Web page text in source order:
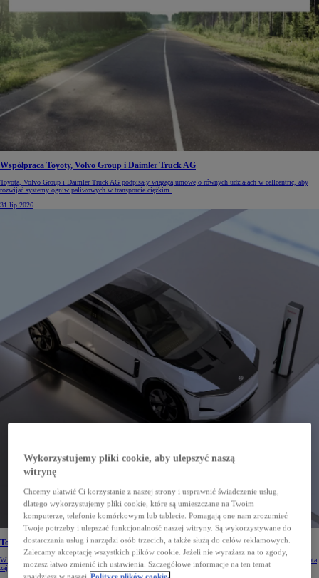
Współpraca Toyoty, Volvo Group i Daimler Truck AG
Toyota, Volvo Group i Daimler Truck AG podpisały wiążącą umowę o równych udziałach w cellcentric, aby
rozwijać systemy ogniw paliwowych w transporcie ciężkim.
31 lip 2026
Toyota w czołówce najbardziej innowacyjnych firm
W rankingu najbardziej innowacyjnych firm w dziedzinie sztucznej inteligencji Harrity Patent Analytics Toyota
zajęła 6. miejsce z liczbą 502 patentów AI.
Wykorzystujemy pliki cookie, aby ulepszyć naszą
witrynę
Chcemy ułatwić Ci korzystanie z naszej strony i usprawnić świadczenie usług,
dlatego wykorzystujemy pliki cookie, które są umieszczane na Twoim
komputerze, telefonie komórkowym lub tablecie. Pomagają one nam zrozumieć
Twoje potrzeby i ulepszać funkcjonalność naszej witryny. Są wykorzystywane do
dostarczania usług i narzędzi osób trzecich, a także służą do celów reklamowych.
Zalecamy akceptację wszystkich plików cookie. Jeżeli nie wyrażasz na to zgody,
możesz łatwo zmienić ich ustawienia. Szczegółowe informacje na ten temat